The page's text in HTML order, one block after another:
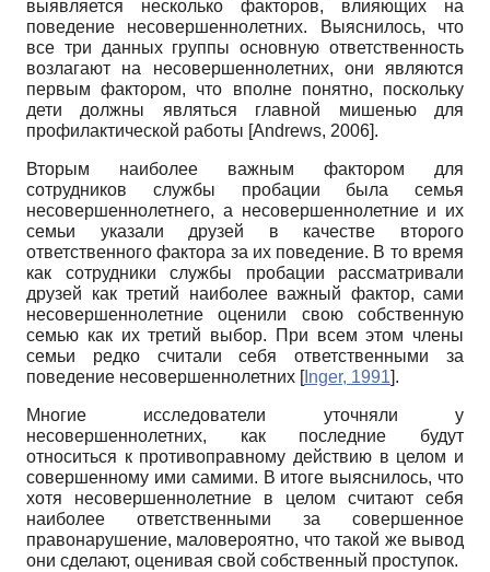
выявляется несколько факторов, влияющих на
поведение несовершеннолетних. Выяснилось, что
все три данных группы основную ответственность
возлагают на несовершеннолетних, они являются
первым фактором, что вполне понятно, поскольку
дети должны являться главной мишенью для
профилактической работы [Andrews, 2006].
Вторым наиболее важным фактором для
сотрудников службы пробации была семья
несовершеннолетнего, а несовершеннолетние и их
семьи указали друзей в качестве второго
ответственного фактора за их поведение. В то время
как сотрудники службы пробации рассматривали
друзей как третий наиболее важный фактор, сами
несовершеннолетние оценили свою собственную
семью как их третий выбор. При всем этом члены
семьи редко считали себя ответственными за
поведение несовершеннолетних [Inger, 1991].
Многие исследователи уточняли у
несовершеннолетних, как последние будут
относиться к противоправному действию в целом и
совершенному ими самими. В итоге выяснилось, что
хотя несовершеннолетние в целом считают себя
наиболее ответственными за совершенное
правонарушение, маловероятно, что такой же вывод
они сделают, оценивая свой собственный проступок.